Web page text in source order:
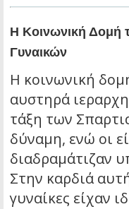
Η Κοινωνική Δομή
Γυναικών
Η κοινωνική
αυστηρά
τάξη των
δύναμη, ενώ οι
διαδραμάτιζαν
Στην καρδιά
γυναίκες είχαν